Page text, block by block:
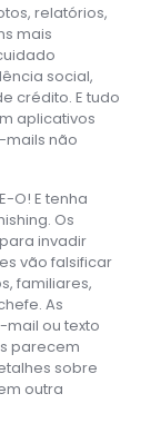
relatórios,
mais
social,
crédito. E tudo
aplicativos
mails não
O! E tenha
Os
invadir
vão falsificar
familiares,
As
ou texto
parecem
sobre
outra